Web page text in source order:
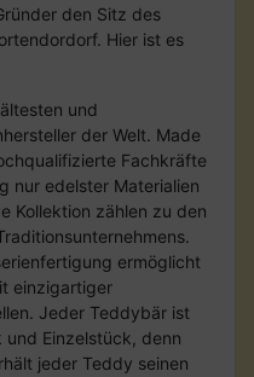
den Sitz des
Hier ist es
und
der Welt. Made
Fachkräfte
nur edelster Materialien
Kollektion zählen zu den
ermöglicht
einzigartiger
Jeder Teddybär ist
Einzelstück, denn
jeder Teddy seinen